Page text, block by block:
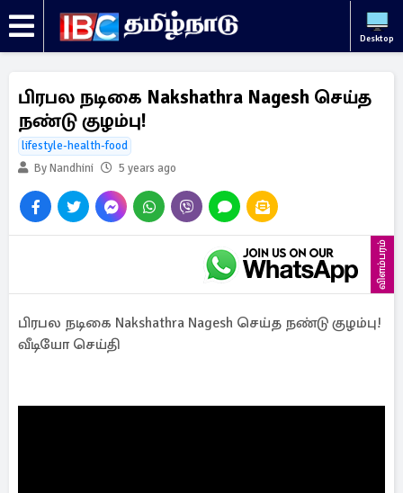
Desktop
பிரபல நடிகை Nakshathra Nagesh செய்த
நண்டு குழம்பு!
lifestyle-health-food
By Nandhini
5 years ago
விளம்பரம்
பிரபல நடிகை Nakshathra Nagesh செய்த நண்டு குழம்பு!
வீடியோ செய்தி